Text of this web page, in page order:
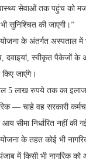
सेवाओं तक पहुंच को
सुनिश्चित की जाएगी।”
के अंतर्गत अस्पताल में
दवाइयां, स्वीकृत पैकेजों
जाएंगे।
5 लाख रुपये तक का
— चाहे वह सरकारी
सीमा निर्धारित नहीं की
के तहत कोई भी
में किसी भी नागरिक